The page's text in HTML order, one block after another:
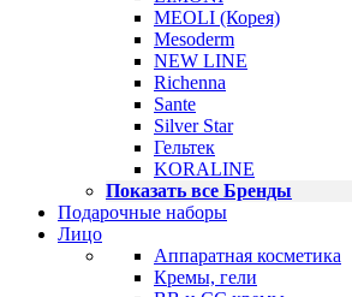
MEOLI (Корея)
Mesoderm
NEW LINE
Richenna
Sante
Silver Star
Гельтек
KORALINE
Показать все Бренды
Подарочные наборы
Лицо
Аппаратная косметика
Кремы, гели